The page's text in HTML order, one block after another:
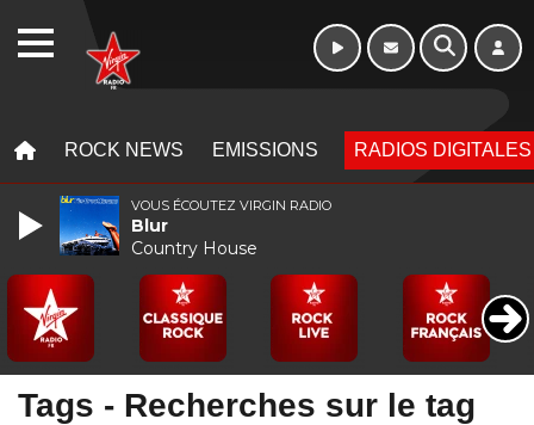
ROCK NEWS EMISSIONS RADIOS DIGITALES
Tags - Recherches sur le tag
VOUS ÉCOUTEZ VIRGIN RADIO
Blur
Country House
WEBRADIO